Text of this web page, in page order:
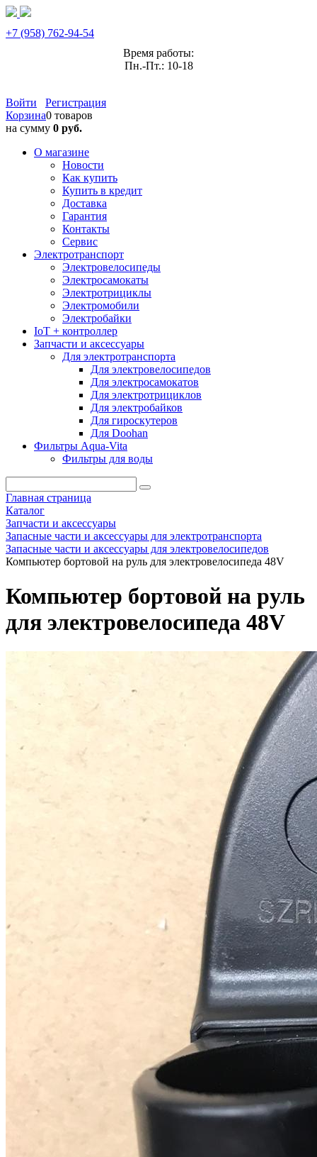
+7 (958) 762-94-54
Время работы:
Пн.-Пт.: 10-18
Войти
Регистрация
Корзина0 товаров
на сумму 0 руб.
О магазине
Новости
Как купить
Купить в кредит
Доставка
Гарантия
Контакты
Сервис
Электротранспорт
Электровелосипеды
Электросамокаты
Электротрициклы
Электромобили
Электробайки
IoT + контроллер
Запчасти и аксессуары
Для электротранспорта
Для электровелосипедов
Для электросамокатов
Для электротрициклов
Для электробайков
Для гироскутеров
Для Doohan
Фильтры Aqua-Vita
Фильтры для воды
Главная страница
Каталог
Запчасти и аксессуары
Запасные части и аксессуары для электротранспорта
Запасные части и аксессуары для электровелосипедов
Компьютер бортовой на руль для электровелосипеда 48V
Компьютер бортовой на руль
для электровелосипеда 48V